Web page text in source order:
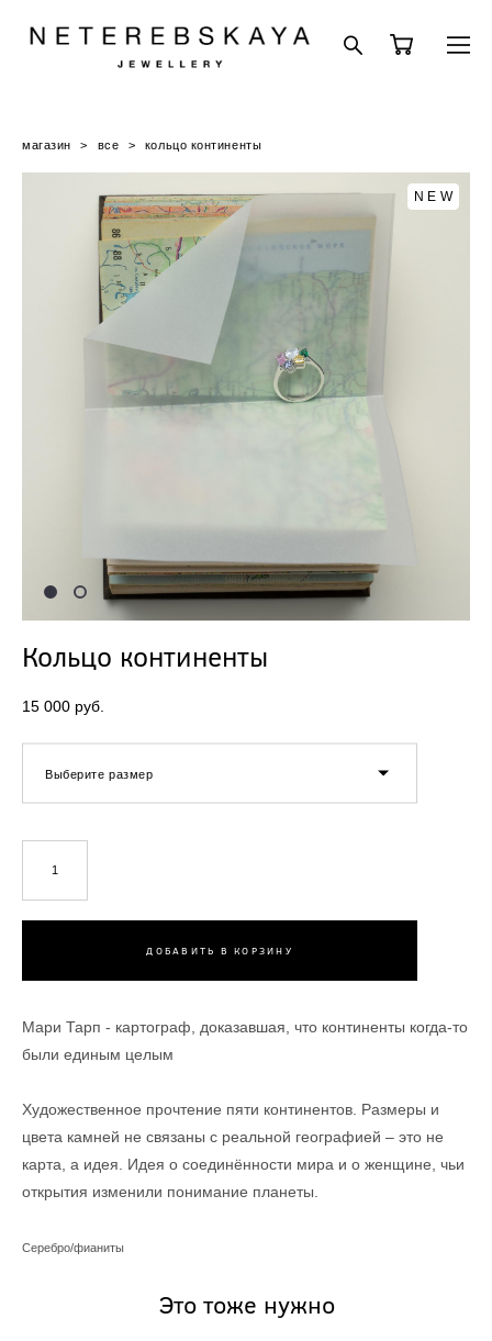
магазин > все > кольцо континенты
NEW
Кольцо континенты
15 000 pуб.
Выберите размер
ДОБАВИТЬ В КОРЗИНУ
Мари Тарп - картограф, доказавшая, что континенты когда-то
были единым целым
Художественное прочтение пяти континентов. Размеры и
цвета камней не связаны с реальной географией – это не
карта, а идея. Идея о соединённости мира и о женщине, чьи
открытия изменили понимание планеты.
Серебро/фианиты
Это тоже нужно